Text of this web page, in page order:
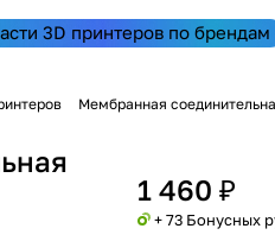
3D принтеров по брендам
Мембранная
1 460 ₽
+ 73 Бонусных